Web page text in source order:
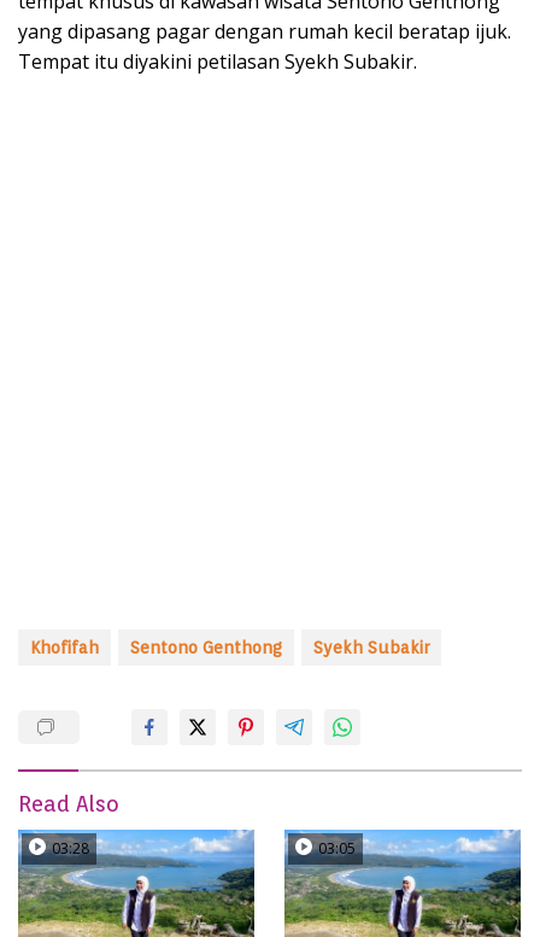
yang dipasang pagar dengan rumah kecil beratap ijuk.
Tempat itu diyakini petilasan Syekh Subakir.
Khofifah Sentono Genthong Syekh Subakir
Read Also
03:28 03:05